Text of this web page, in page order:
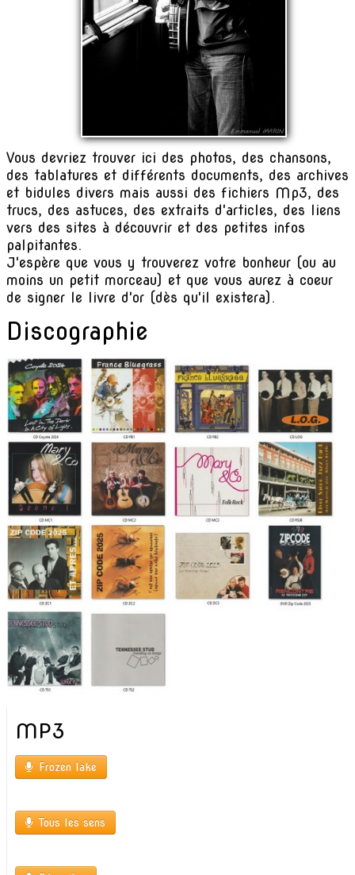
Vous devriez trouver ici des photos, des chansons,
des tablatures et différents documents, des archives
et bidules divers mais aussi des fichiers Mp3, des
trucs, des astuces, des extraits d'articles, des liens
vers des sites à découvrir et des petites infos
palpitantes.
J'espère que vous y trouverez votre bonheur (ou au
moins un petit morceau) et que vous aurez à coeur
de signer le livre d'or (dès qu'il existera).
Discographie
MP3
Frozen lake
Tous les sens